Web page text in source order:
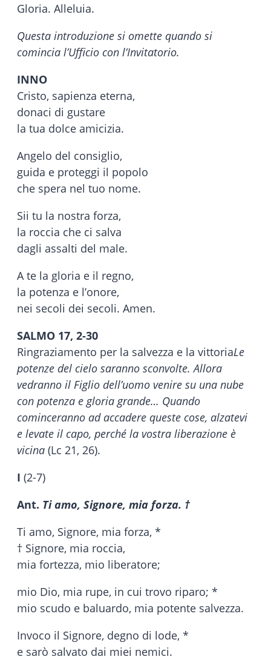
Gloria. Alleluia.
Questa introduzione si omette quando si
comincia l’Ufficio con l’Invitatorio.
INNO
Cristo, sapienza eterna,
donaci di gustare
la tua dolce amicizia.
Angelo del consiglio,
guida e proteggi il popolo
che spera nel tuo nome.
Sii tu la nostra forza,
la roccia che ci salva
dagli assalti del male.
A te la gloria e il regno,
la potenza e l’onore,
nei secoli dei secoli. Amen.
SALMO 17, 2-30
Ringraziamento per la salvezza e la vittoriaLe
potenze del cielo saranno sconvolte. Allora
vedranno il Figlio dell’uomo venire su una nube
con potenza e gloria grande… Quando
cominceranno ad accadere queste cose, alzatevi
e levate il capo, perché la vostra liberazione è
vicina (Lc 21, 26).
I (2-7)
Ant. Ti amo, Signore, mia forza. †
Ti amo, Signore, mia forza, *
† Signore, mia roccia,
mia fortezza, mio liberatore;
mio Dio, mia rupe, in cui trovo riparo; *
mio scudo e baluardo, mia potente salvezza.
Invoco il Signore, degno di lode, *
e sarò salvato dai miei nemici.